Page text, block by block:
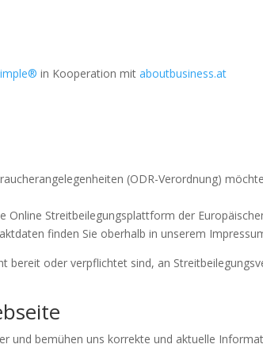
in Kooperation mitaboutbusiness.at
(ODR-Verordnung)
Online Streitbeilegungsplattform der
finden Sie oberhalb in unserem
bereit oder verpflichtet sind, an
und bemühen uns korrekte und aktuelle